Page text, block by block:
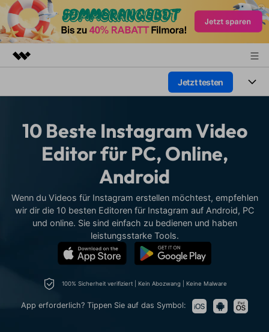
Dienstprogramme
Überblick
Shop
Jetzt testen
Plattformen
Funktionen
Audio
Soziale Medien
Marketing & Business
Lifestyle & Spaß
Ressourcen
Video-Prompts
Über 100 heiße Video-
Prompts – schnell ähnliche
Videos erstellen
Meisterkurs
Beherrschen Sie
fortgeschrittene
Videobearbeitungsfähigkeiten
Erste Schritte
Kunden-Support
Bewertungen
KAUFEN Anmelden
10 Beste Instagram Video
Editor für PC, Online,
Android
Wenn du Videos für Instagram erstellen möchtest, empfehlen
wir dir die 10 besten Editoren für Instagram auf Android, PC
und online. Sie sind einfach zu bedienen und haben
leistungsstarke Tools.
100% Sicherheit verifiziert | Kein Abozwang | Keine Malware
App erforderlich? Tippen Sie auf das Symbol: